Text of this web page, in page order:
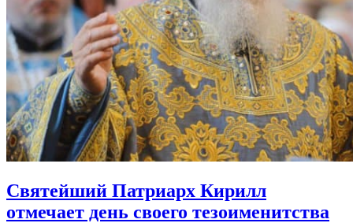
Святейший Патриарх Кирилл
отмечает день своего тезоименитства